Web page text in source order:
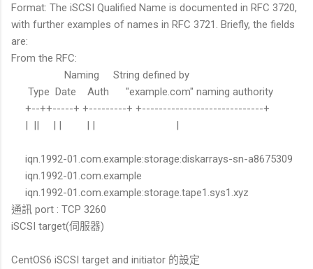
Format: The iSCSI Qualified Name is documented in RFC 3720,
with further examples of names in RFC 3721. Briefly, the fields
are:
From the RFC:
Naming String defined by
Type Date Auth "example.com" naming authority
+--++-----+ +---------+ +-----------------------------+
| || | | | | |
iqn.1992-01.com.example:storage:diskarrays-sn-a8675309
iqn.1992-01.com.example
iqn.1992-01.com.example:storage.tape1.sys1.xyz
通訊 port : TCP 3260
iSCSI target(伺服器)
CentOS6 iSCSI target and initiator 的設定